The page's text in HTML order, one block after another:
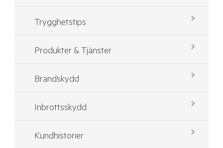
Trygghetstips
Produkter & Tjänster
Brandskydd
Inbrottsskydd
Kundhistorier